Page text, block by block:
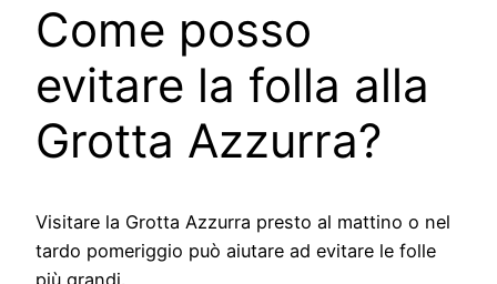
Come posso
evitare la folla alla
Grotta Azzurra?
Visitare la Grotta Azzurra presto al mattino o nel
tardo pomeriggio può aiutare ad evitare le folle
più grandi.